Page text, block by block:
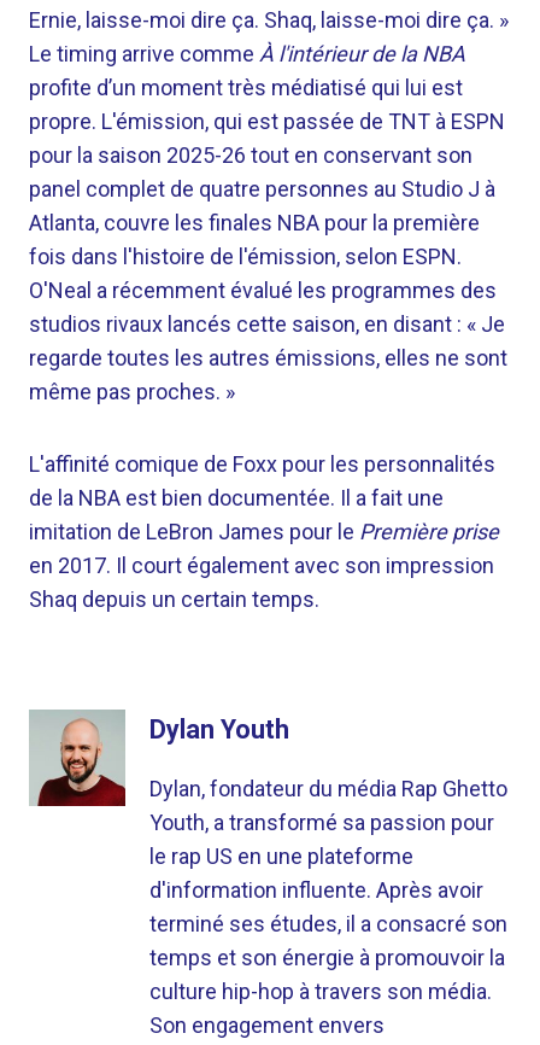
Ernie, laisse-moi dire ça. Shaq, laisse-moi dire ça. »
Le timing arrive comme À l'intérieur de la NBA
profite d’un moment très médiatisé qui lui est
propre. L'émission, qui est passée de TNT à ESPN
pour la saison 2025-26 tout en conservant son
panel complet de quatre personnes au Studio J à
Atlanta, couvre les finales NBA pour la première
fois dans l'histoire de l'émission, selon ESPN.
O'Neal a récemment évalué les programmes des
studios rivaux lancés cette saison, en disant : « Je
regarde toutes les autres émissions, elles ne sont
même pas proches. »
L'affinité comique de Foxx pour les personnalités
de la NBA est bien documentée. Il a fait une
imitation de LeBron James pour le Première prise
en 2017. Il court également avec son impression
Shaq depuis un certain temps.
Dylan Youth
Dylan, fondateur du média Rap Ghetto
Youth, a transformé sa passion pour
le rap US en une plateforme
d'information influente. Après avoir
terminé ses études, il a consacré son
temps et son énergie à promouvoir la
culture hip-hop à travers son média.
Son engagement envers